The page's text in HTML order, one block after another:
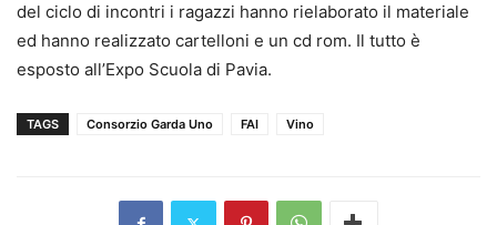
del ciclo di incontri i ragazzi hanno rielaborato il materiale
ed hanno realizzato cartelloni e un cd rom. Il tutto è
esposto all’Expo Scuola di Pavia.
TAGS Consorzio Garda Uno FAI Vino